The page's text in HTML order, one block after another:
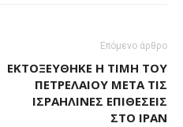
Επόμενο άρθρο
ΕΚΤΟΞΕΎΘΗΚΕ Η ΤΙΜΉ ΤΟΥ
ΠΕΤΡΕΛΑΊΟΥ ΜΕΤΆ ΤΙΣ
ΙΣΡΑΗΛΙΝΈΣ ΕΠΙΘΈΣΕΙΣ
ΣΤΟ ΙΡΆΝ